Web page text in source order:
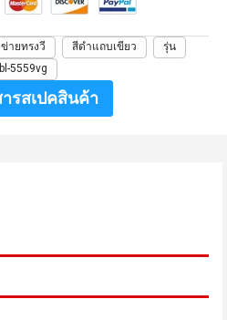
ายทรงวี สีดำแถบเขียว
รุ่น
bl-5559vg
ารสเปคสินค้า